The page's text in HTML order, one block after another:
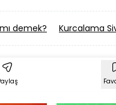
demek? Kurcalama